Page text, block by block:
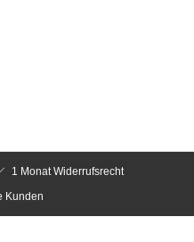
1 Monat Widerrufsrecht
Kunden